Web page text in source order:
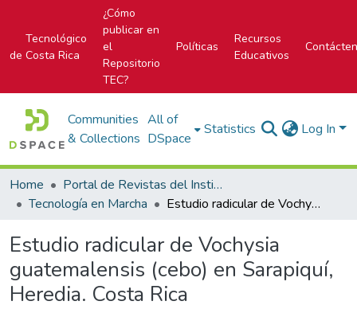
Tecnológico
de Costa Rica
¿Cómo
publicar en
el
Repositorio
TEC?
Políticas
Recursos
Educativos
Communities
& Collections
All of
DSpace
Statistics Log In
Home
Portal de Revistas del Instituto Tecnológico de Costa Rica
Tecnología en Marcha
Estudio radicular de Vochysia guatemalensis (cebo) en Sarapiquí, Heredia. Costa Rica
Estudio radicular de Vochysia
guatemalensis (cebo) en Sarapiquí,
Heredia. Costa Rica